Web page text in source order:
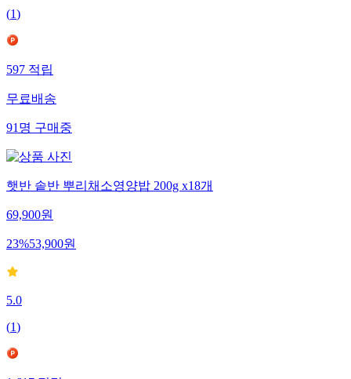
(1)
597적립
무료배송
91명구매중
햇반 솥반 뿌리채소영양밥 200g x18개
69,900원
23%53,900원
5.0
(1)